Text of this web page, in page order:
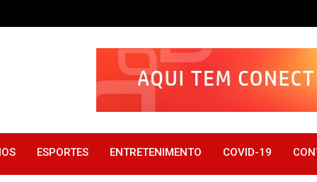
ESPORTES ENTRETENIMENTO COVID-19